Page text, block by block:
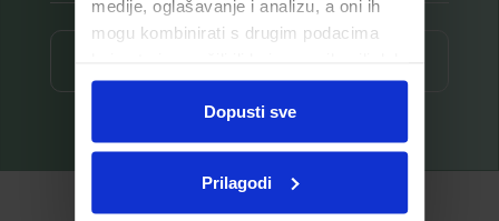
medije, oglašavanje i analizu, a oni ih
mogu kombinirati s drugim podacima
ste upotrebljavali njihove usluge.
Dopusti sve
Prilagodi